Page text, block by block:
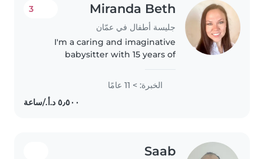
Miranda Beth
جليسة أطفال في عمّان
3
I'm a caring and imaginative
babysitter with 15 years of
children of all ages. I have a
Bachelor's Degree in English
which I earned while teaching in
الخبرة: > 11 عامًا
Saab